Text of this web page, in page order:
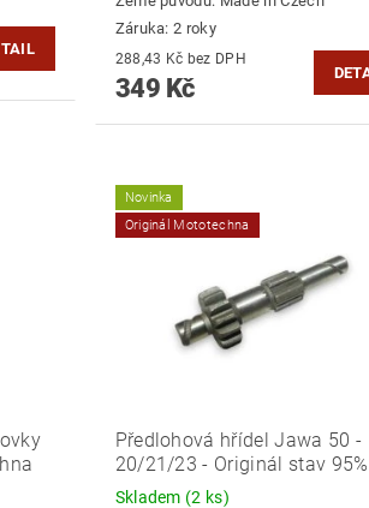
Záruka: 2 roky
288,43 Kč bez DPH
349 Kč
Novinka
Originál Mototechna
Předlohová hřídel Jawa 50 -
20/21/23 - Originál stav 95%
Skladem (2 ks)